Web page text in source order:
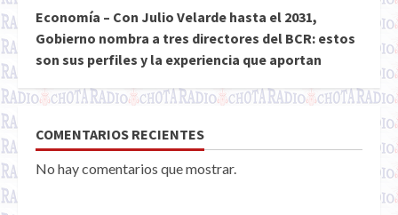
Economía – Con Julio Velarde hasta el 2031,
Gobierno nombra a tres directores del BCR: estos
son sus perfiles y la experiencia que aportan
COMENTARIOS RECIENTES
No hay comentarios que mostrar.